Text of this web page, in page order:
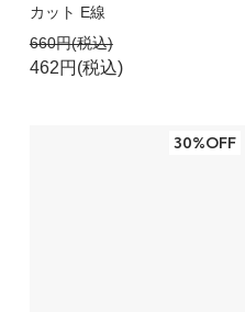
カット E線
660円(税込)
462円(税込)
30%OFF